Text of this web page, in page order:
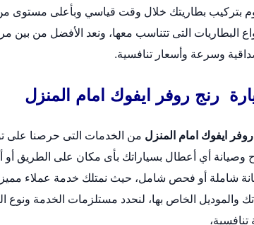
بتركيب بطاريتك خلال وقت قياسي وبأعلى مستوى من
البطاريات التى تتناسب معها، ونعد الأفضل من بين
وسرعة وأسعار تنافسية.
رنج روفر ايفوك امام المنزل
ايفوك امام المنزل من الخدمات التى حرصنا على
وصيانة أي أعطال بسياراتك بأى مكان على الطريق
والموديل الخاص بها، لنحدد مستلزمات الخدمة ونوع